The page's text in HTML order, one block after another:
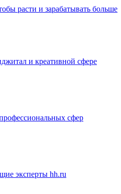
расти и зарабатывать больше
и креативной сфере
сфер
эксперты hh.ru